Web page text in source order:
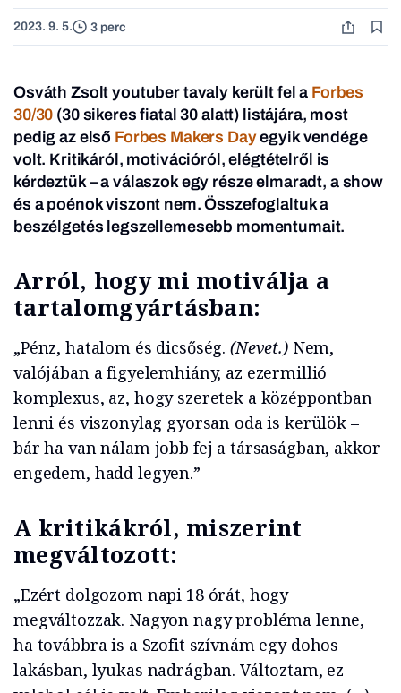
2023. 9. 5. 3 perc
Osváth Zsolt youtuber tavaly került fel a Forbes
30/30 (30 sikeres fiatal 30 alatt) listájára, most
pedig az első Forbes Makers Dayegyik vendége
volt. Kritikáról, motivációról, elégtételről is
kérdeztük – a válaszok egy része elmaradt, a show
és a poénok viszont nem. Összefoglaltuk a
beszélgetés legszellemesebb momentumait.
Arról, hogy mi motiválja a
tartalomgyártásban:
„Pénz, hatalom és dicsőség. (Nevet.)Nem,
valójában a figyelemhiány, az ezermillió
komplexus, az, hogy szeretek a középpontban
lenni és viszonylag gyorsan oda is kerülök –
bár ha van nálam jobb fej a társaságban, akkor
engedem, hadd legyen.”
A kritikákról, miszerint
megváltozott:
„Ezért dolgozom napi 18 órát, hogy
megváltozzak. Nagyon nagy probléma lenne,
ha továbbra is a Szofit szívnám egy dohos
lakásban, lyukas nadrágban. Változtam, ez